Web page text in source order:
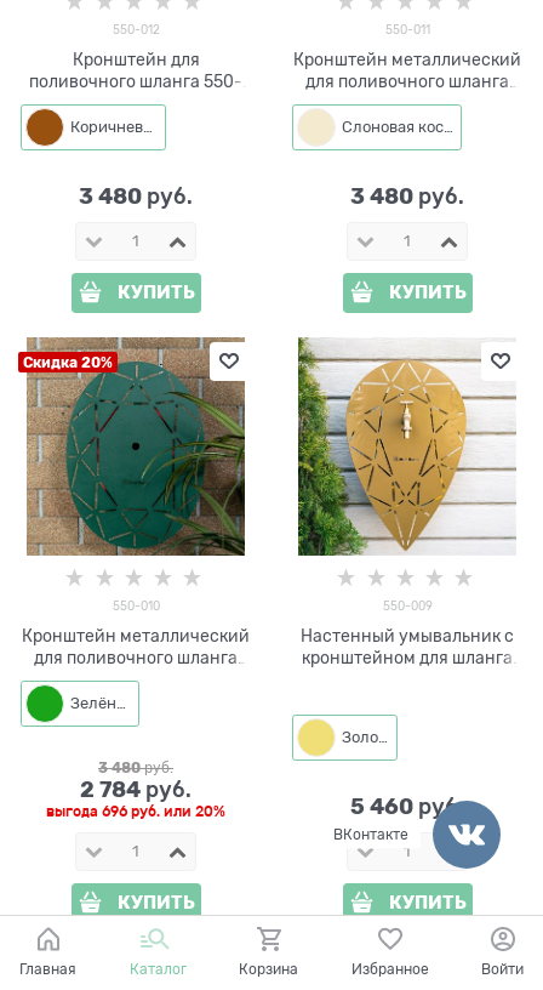
550-012
Кронштейн для
поливочного шланга 550-
012 металлический
Коричневый
3 480 руб.
КУПИТЬ
550-011
Кронштейн металлический
для поливочного шланга
550-011
Слоновая кость
3 480 руб.
КУПИТЬ
Скидка 20%
550-010
Кронштейн металлический
для поливочного шланга
550-010
Зелёный
3 480 руб.
2 784 руб.
выгода 696 руб. или 20%
КУПИТЬ
550-009
Настенный умывальник с
кронштейном для шланга
Золото
5 460 руб.
КУПИТЬ
Главная Каталог Корзина Избранное Войти
ВКонтакте